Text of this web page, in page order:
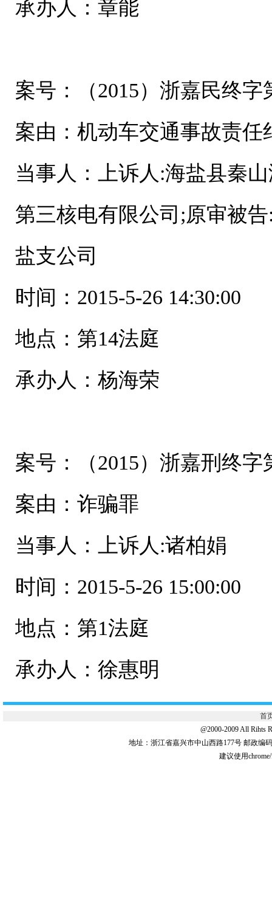
承办人：章能
案号：（2015）浙嘉民终字
案由：机动车交通事故责任
当事人：上诉人:海盐县秦
第三核电有限公司;原审被
盐支公司
时间：2015-5-26 14:30:00
地点：第14法庭
承办人：杨海荣
案号：（2015）浙嘉刑终字
案由：诈骗罪
当事人：上诉人:诸柏娟
时间：2015-5-26 15:00:00
地点：第1法庭
承办人：徐惠明
首
@2000-2009 All Rihts
地址：浙江省嘉兴市中山西路177号 邮政编
建议使用